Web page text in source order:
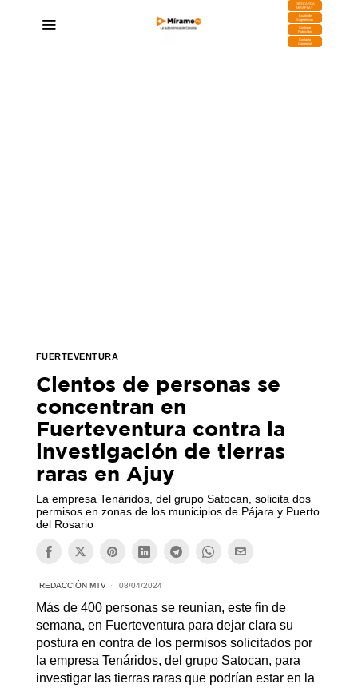
DESCARGA
MIRAPLAY
Buzón de
Sugerencias
Contratar
Publicidad
Contacto
Comercial
FUERTEVENTURA
Cientos de personas se
concentran en
Fuerteventura contra la
investigación de tierras
raras en Ajuy
La empresa Tenáridos, del grupo Satocan, solicita dos
permisos en zonas de los municipios de Pájara y Puerto
del Rosario
REDACCIÓN MTV 08/04/2024
Más de 400 personas se reunían, este fin de
semana, en Fuerteventura para dejar clara su
postura en contra de los permisos solicitados por
la empresa Tenáridos, del grupo Satocan, para
investigar las tierras raras que podrían estar en la